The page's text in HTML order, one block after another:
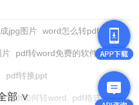
jpg图片 word怎么转pdf
片 pdf转word免费的软件
pdf转换ppt
pdf如何转word pdf格式转换
部 ∨